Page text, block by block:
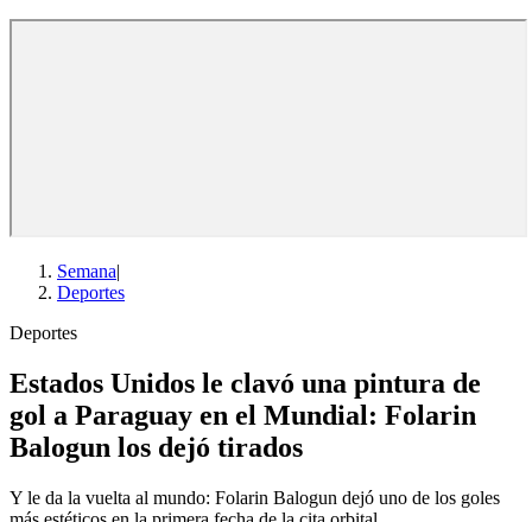
Semana|
Deportes
Deportes
Estados Unidos le clavó una pintura de
gol a Paraguay en el Mundial: Folarin
Balogun los dejó tirados
Y le da la vuelta al mundo: Folarin Balogun dejó uno de los goles